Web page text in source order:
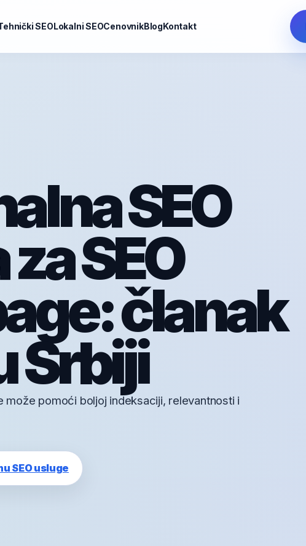
SEOLokalni SEOCenovnikBlogKontakt
SEO
SEO
članak
Srbiji
može pomoći boljoj indeksaciji, relevantnosti i
SEO usluge